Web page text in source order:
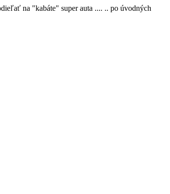
na "kabáte" super auta .... .. po úvodných